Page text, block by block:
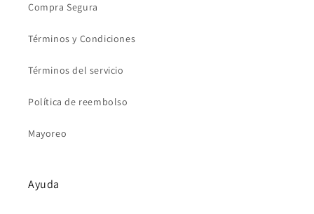
Compra Segura
Términos y Condiciones
Términos del servicio
Política de reembolso
Mayoreo
Ayuda